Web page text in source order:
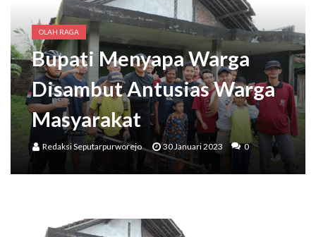
Wakil Bupati Meresmikan Kampung Aren Desa Keduren,
Bupati Purworejo Mengajak Masyarakat Wujudkan Lingkungan Ramah Anak Sejak
OLAH RAGA
Bupati Menyapa Warga
Disambut Antusias Warga
Masyarakat
Redaksi Seputarpurworejo 30 Januari 2023 0